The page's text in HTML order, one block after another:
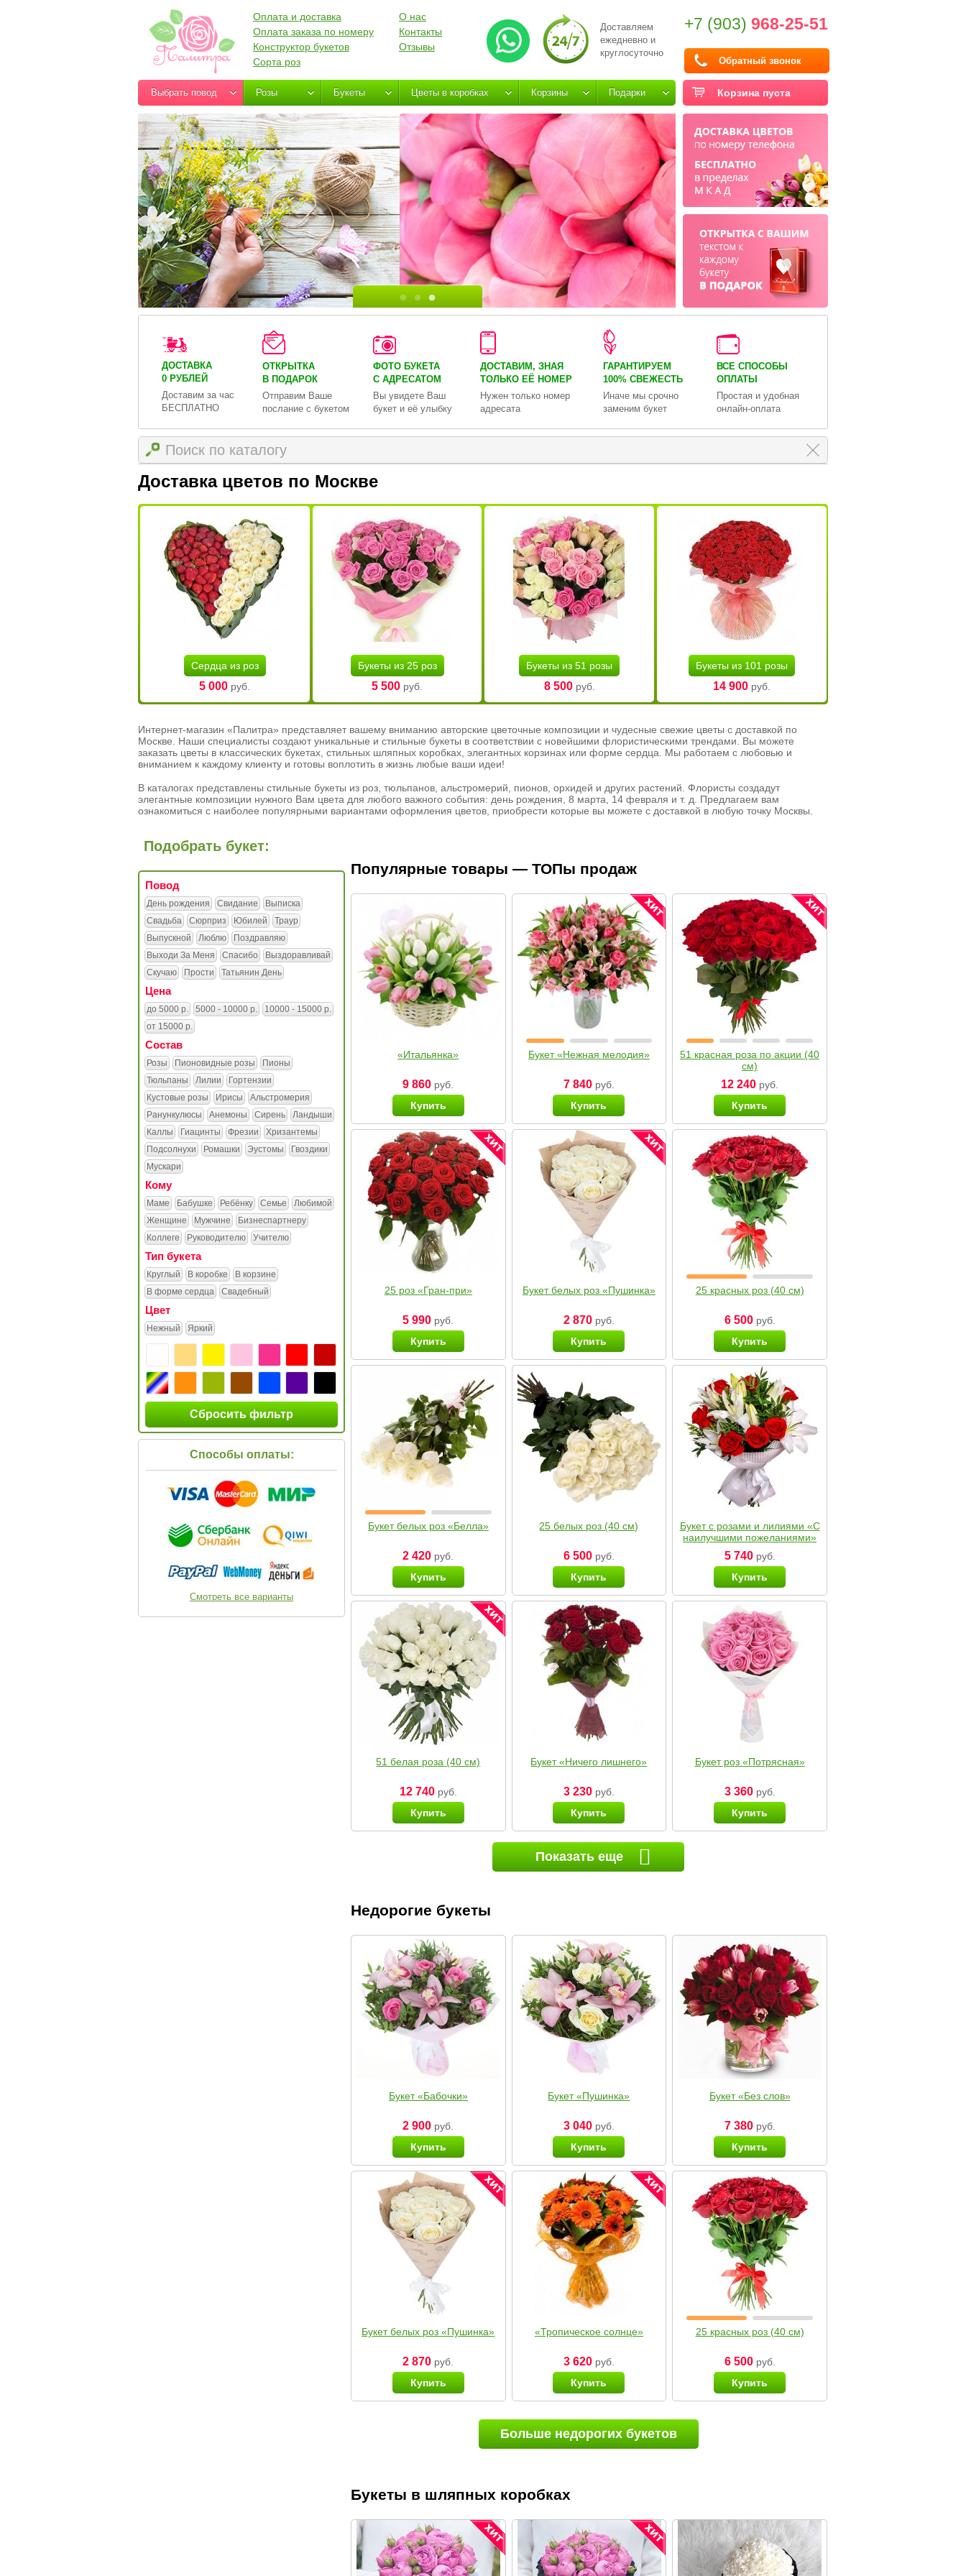
Доставляем
ежедневно и
круглосуточно
+7 (903) 968-25-51
Обратный звонок
Оплата и доставка
Оплата заказа по номеру
Конструктор букетов
Сорта роз
О нас
Контакты
Отзывы
Корзина пуста
Выбрать повод Розы Букеты Цветы в коробках Корзины Подарки
ДОСТАВКА
0 РУБЛЕЙ
Доставим за час
БЕСПЛАТНО
ОТКРЫТКА
В ПОДАРОК
Отправим Ваше
послание с букетом
ФОТО БУКЕТА
С АДРЕСАТОМ
Вы увидете Ваш
букет и её улыбку
ДОСТАВИМ, ЗНАЯ
ТОЛЬКО ЕЁ НОМЕР
Нужен только номер
адресата
ГАРАНТИРУЕМ
100% СВЕЖЕСТЬ
Иначе мы срочно
заменим букет
ВСЕ СПОСОБЫ
ОПЛАТЫ
Простая и удобная
онлайн-оплата
Доставка цветов по Москве
Сердца из роз
5 000 руб.
Букеты из 25 роз
5 500 руб.
Букеты из 51 розы
8 500руб.
Букеты из 101 розы
14 900руб.
Интернет-магазин «Палитра» представляет вашему вниманию авторские цветочные композиции и чудесные свежие цветы с доставкой по
Москве. Наши специалисты создают уникальные и стильные букеты в соответствии с новейшими флористическими трендами. Вы можете
заказать цветы в классических букетах, стильных шляпных коробках, элегантных корзинах или форме сердца. Мы работаем с любовью и
вниманием к каждому клиенту и готовы воплотить в жизнь любые ваши идеи!
В каталогах представлены стильные букеты из роз, тюльпанов, альстромерий, пионов, орхидей и других растений. Флористы создадут
элегантные композиции нужного Вам цвета для любого важного события: день рождения, 8 марта, 14 февраля и т. д. Предлагаем вам
ознакомиться с наиболее популярными вариантами оформления цветов, приобрести которые вы можете с доставкой в любую точку Москвы.
Подобрать букет:
Повод
День рождения Свидание
Выписка
Свадьба
Сюрприз Юбилей
Траур
Выпускной
Люблю
Поздравляю
Выходи За Меня
Спасибо
Выздоравливай
Скучаю
Прости Татьянин День
Цена
до 5000 р. 5000 - 10000 р.
10000 - 15000 р.
от 15000 р.
Состав
Розы Пионовидные розы
Пионы
Тюльпаны
Лилии
Гортензии
Кустовые розы
Ирисы
Альстромерия
Ранункулюсы
Анемоны Сирень
Ландыши
Каллы
Гиацинты Фрезии
Хризантемы
Подсолнухи
Ромашки Эустомы
Гвоздики
Мускари
Кому
Маме Бабушке Ребёнку Семье
Любимой
Женщине
Мужчине
Бизнеспартнеру
Коллеге
Руководителю Учителю
Тип букета
Круглый В коробке
В корзине
В форме сердца
Свадебный
Цвет
Нежный Яркий
Сбросить фильтр
Способы оплаты:
Смотреть все варианты
Популярные товары — ТОПы продаж
«Итальянка»
9 860 руб.
Купить
Букет «Нежная мелодия»
7 840руб.
Купить
51 красная роза по акции (40
см)
12 240 руб.
Купить
25 роз «Гран-при»
5 990 руб.
Купить
Букет белых роз «Пушинка»
2 870руб.
Купить
25 красных роз (40 см)
6 500руб.
Купить
Букет белых роз «Белла»
2 420 руб.
Купить
25 белых роз (40 см)
6 500руб.
Купить
Букет с розами и лилиями «С
наилучшими пожеланиями»
5 740руб.
Купить
51 белая роза (40 см)
12 740руб.
Купить
Букет «Ничего лишнего»
3 230руб.
Купить
Букет роз «Потрясная»
3 360руб.
Купить
Показать еще
Недорогие букеты
Букет «Бабочки»
2 900 руб.
Купить
Букет «Пушинка»
3 040руб.
Купить
Букет «Без слов»
7 380руб.
Купить
Букет белых роз «Пушинка»
2 870 руб.
Купить
«Тропическое солнце»
3 620руб.
Купить
25 красных роз (40 см)
6 500руб.
Купить
Больше недорогих букетов
Букеты в шляпных коробках